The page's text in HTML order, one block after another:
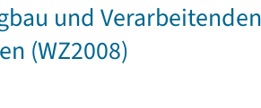
und
(WZ2008)